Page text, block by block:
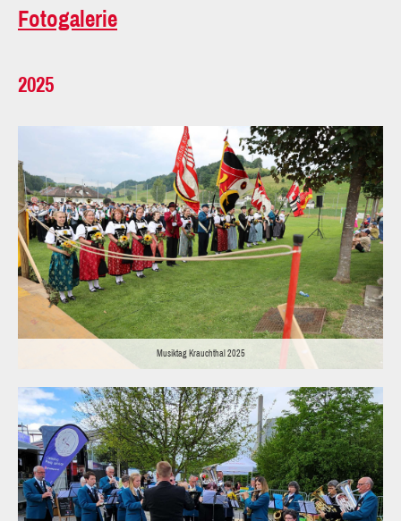
Fotogalerie
2025
Musiktag Krauchthal 2025